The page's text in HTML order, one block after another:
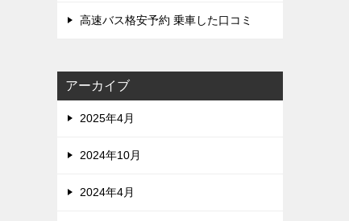
高速バス格安予約 乗車した口コミ
アーカイブ
2025年4月
2024年10月
2024年4月